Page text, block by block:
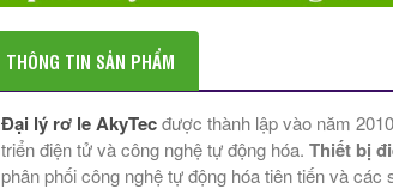
THÔNG TIN SẢN PHẨM
Đại lý rơ le AkyTecđược thành lập vào năm
triển điện tử và công nghệ tự động hóa. Thiết bị
phân phối công nghệ tự động hóa tiên tiến và